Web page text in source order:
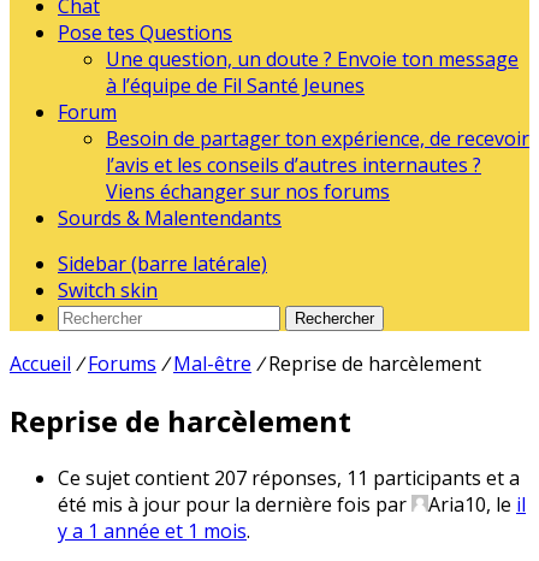
Chat
Pose tes Questions
Une question, un doute ? Envoie ton message
à l’équipe de Fil Santé Jeunes
Forum
Besoin de partager ton expérience, de recevoir
l’avis et les conseils d’autres internautes ?
Viens échanger sur nos forums
Sourds & Malentendants
Sidebar (barre latérale)
Switch skin
Rechercher
Accueil / Forums / Mal-être / Reprise de harcèlement
Reprise de harcèlement
Ce sujet contient 207 réponses, 11 participants et a
été mis à jour pour la dernière fois par
Aria10, le il
y a 1 année et 1 mois.